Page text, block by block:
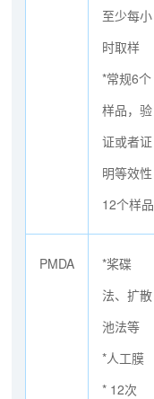
至少每小
时取样
*常规6个
样品，验
证或者证
明等效性
12个样品
PMDA
*桨碟
法、扩散
池法等
*人工膜
* 12次